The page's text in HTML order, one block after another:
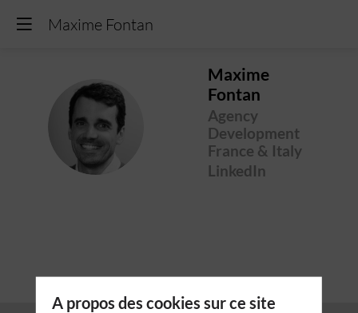
Maxime Fontan
MF
Maxime
Fontan
Agency
Development
France & Italy
LinkedIn
A propos des cookies sur ce site